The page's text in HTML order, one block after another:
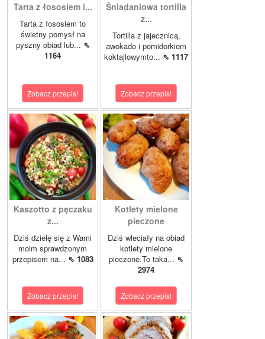
Tarta z łososiem i...
Tarta z łososiem to
świetny pomysł na
pyszny obiad lub... ⇖
1164
Zobacz przepis!
Śniadaniowa tortilla
z...
Tortilla z jajecznicą,
awokado i pomidorkiem
koktajlowymto... ⇖ 1117
Zobacz przepis!
Kaszotto z pęczaku
z...
Dziś dzielę się z Wami
moim sprawdzonym
przepisem na... ⇖ 1083
Zobacz przepis!
Kotlety mielone
pieczone
Dziś wleciały na obiad
kotlety mielone
pieczone.To taka... ⇖
2974
Zobacz przepis!